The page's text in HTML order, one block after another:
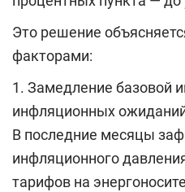
Это решение
факторами:
1. Замедление базовой
инфляционных
В последние месяцы
инфляционного
тарифов на